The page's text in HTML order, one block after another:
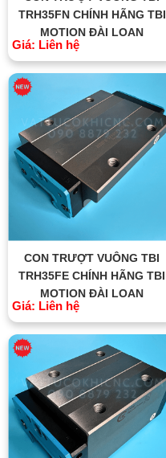
TRH35FN CHÍNH HÃNG TBI
MOTION ĐÀI LOAN
Giá: Liên hệ
CON TRƯỢT VUÔNG TBI
TRH35FE CHÍNH HÃNG TBI
MOTION ĐÀI LOAN
Giá: Liên hệ